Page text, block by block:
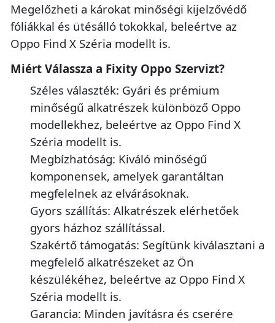
Megelőzheti a károkat minőségi kijelzővédő
fóliákkal és ütésálló tokokkal, beleértve az
Oppo Find X Széria modellt is.
Miért Válassza a Fixity Oppo Szervizt?
Széles választék: Gyári és prémium
minőségű alkatrészek különböző Oppo
modellekhez, beleértve az Oppo Find X
Széria modellt is.
Megbízhatóság: Kiváló minőségű
komponensek, amelyek garantáltan
megfelelnek az elvárásoknak.
Gyors szállítás: Alkatrészek elérhetőek
gyors házhoz szállítással.
Szakértő támogatás: Segítünk kiválasztani a
megfelelő alkatrészeket az Ön
készülékéhez, beleértve az Oppo Find X
Széria modellt is.
Garancia: Minden javításra és cserére